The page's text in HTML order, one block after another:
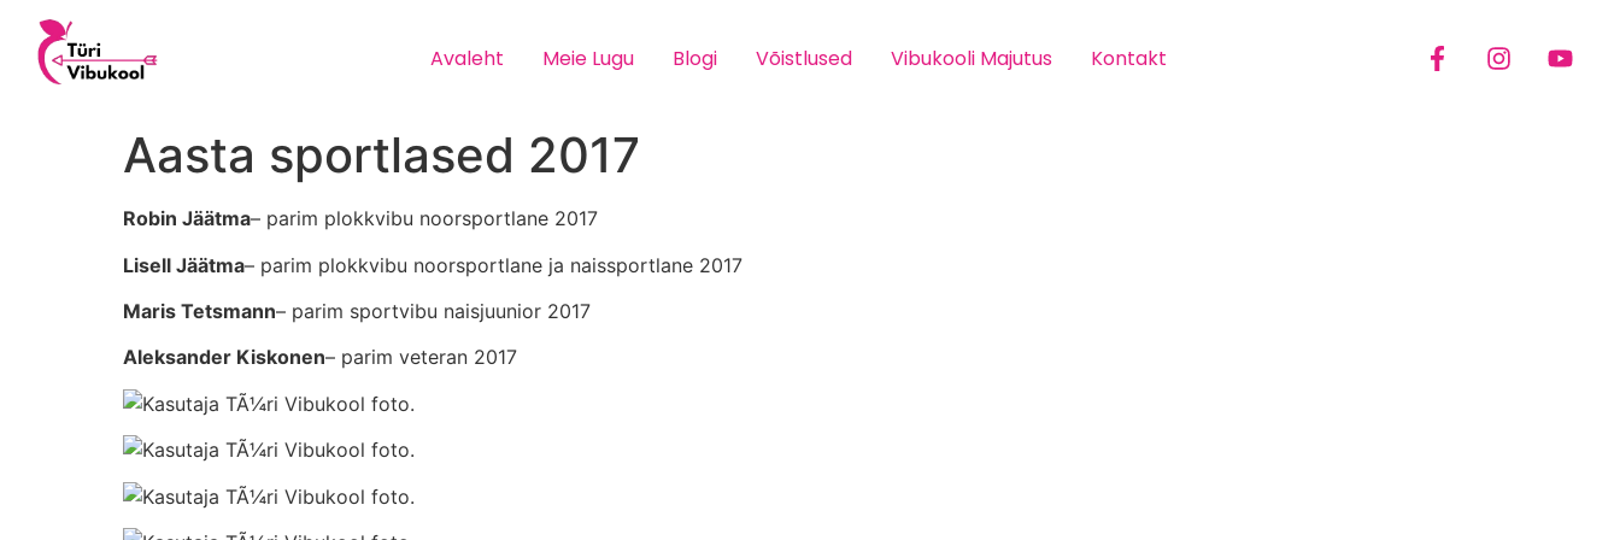
Avaleht Meie Lugu Blogi Võistlused Vibukooli Majutus Kontakt
Aasta sportlased 2017
Robin Jäätma– parim plokkvibu noorsportlane 2017
Lisell Jäätma– parim plokkvibu noorsportlane ja naissportlane 2017
Maris Tetsmann– parim sportvibu naisjuunior 2017
Aleksander Kiskonen– parim veteran 2017